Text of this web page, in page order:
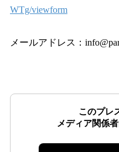
WTg/viewform
メールアドレス：
このプレ
メディア関係